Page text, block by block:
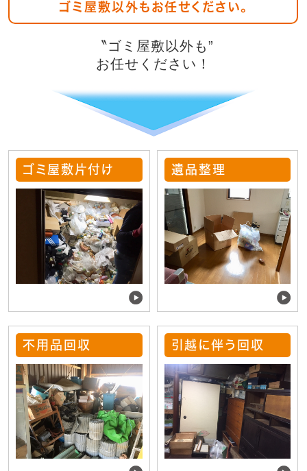
ゴミ屋敷以外もお任せください。
〝ゴミ屋敷以外も”
お任せください！
ゴミ屋敷片付け 遺品整理
不用品回収 引越に伴う回収